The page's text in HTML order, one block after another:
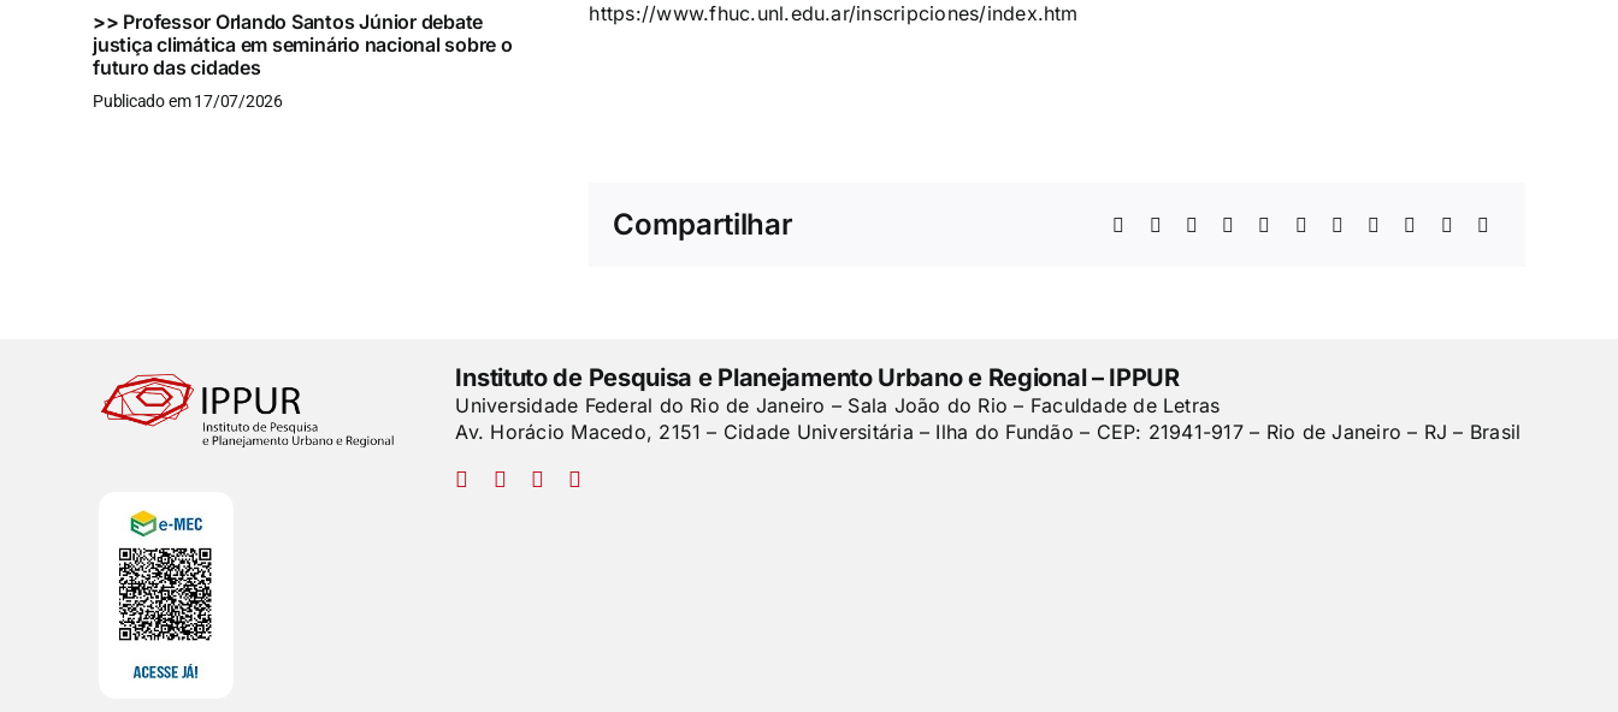
>> Professor Orlando Santos Júnior debate
justiça climática em seminário nacional sobre o
futuro das cidades
Publicado em 17/07/2026
https://www.fhuc.unl.edu.ar/inscripciones/index.htm
Compartilhar
Instituto de Pesquisa e Planejamento Urbano e Regional – IPPUR
Universidade Federal do Rio de Janeiro – Sala João do Rio – Faculdade de Letras
Av. Horácio Macedo, 2151 – Cidade Universitária – Ilha do Fundão – CEP: 21941-917 – Rio de Janeiro – RJ – Brasil